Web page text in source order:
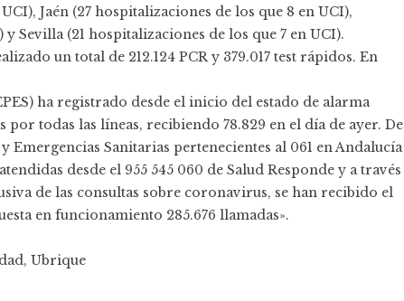
Jaén (27 hospitalizaciones de los que 8 en UCI),
Sevilla (21 hospitalizaciones de los que 7 en UCI).
un total de 212.124 PCR y 379.017 test rápidos. En
ha registrado desde el inicio del estado de alarma
por todas las líneas, recibiendo 78.829 en el día de ayer. De
Sanitarias pertenecientes al 061 en Andalucía
desde el 955 545 060 de Salud Responde y a través
de las consultas sobre coronavirus, se han recibido el
en funcionamiento 285.676 llamadas».
, Ubrique